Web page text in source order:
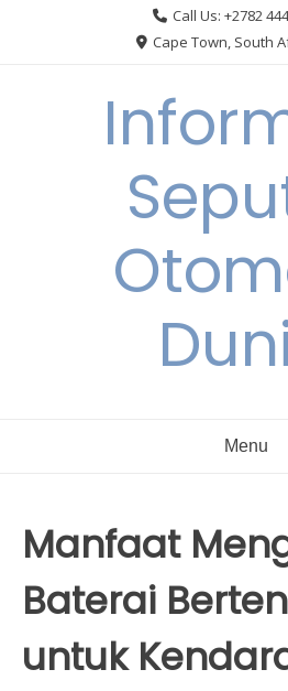
Call Us: +2782
Cape Town, South
Menu
Manfaat
Baterai
untuk